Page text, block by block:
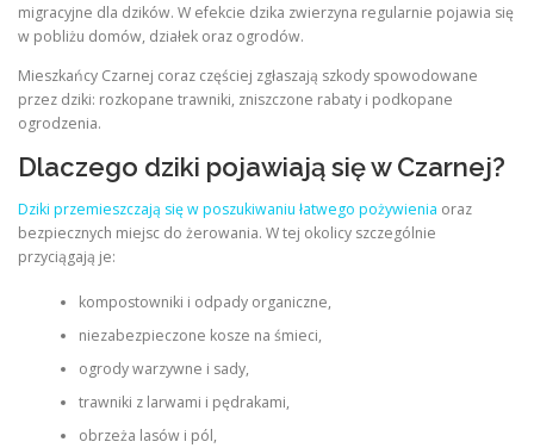
migracyjne dla dzików. W efekcie dzika zwierzyna regularnie pojawia się
w pobliżu domów, działek oraz ogrodów.
Mieszkańcy Czarnej coraz częściej zgłaszają szkody spowodowane
przez dziki: rozkopane trawniki, zniszczone rabaty i podkopane
ogrodzenia.
Dlaczego dziki pojawiają się w Czarnej?
Dziki przemieszczają się w poszukiwaniu łatwego pożywienia oraz
bezpiecznych miejsc do żerowania. W tej okolicy szczególnie
przyciągają je:
kompostowniki i odpady organiczne,
niezabezpieczone kosze na śmieci,
ogrody warzywne i sady,
trawniki z larwami i pędrakami,
obrzeża lasów i pól,